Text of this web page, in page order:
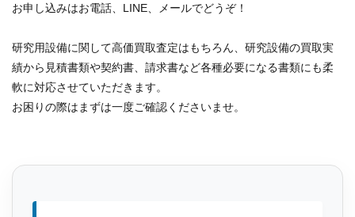
お申し込みはお電話、LINE、メールでどうぞ！
研究用設備に関して高価買取査定はもちろん、研究設備の買取実
績から見積書類や契約書、請求書など各種必要になる書類にも柔
軟に対応させていただきます。
お困りの際はまずは一度ご確認くださいませ。